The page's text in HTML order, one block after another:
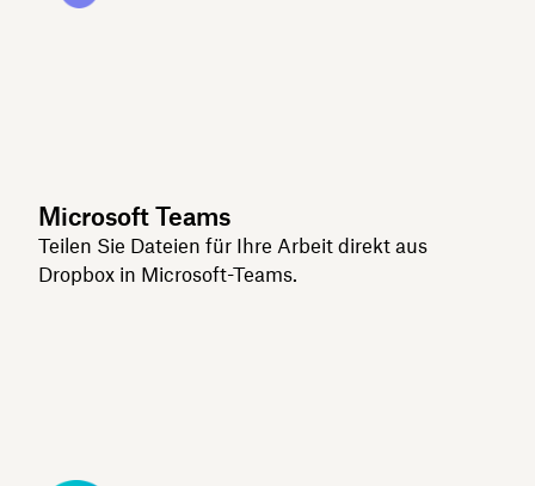
Microsoft Teams
Teilen Sie Dateien für Ihre Arbeit direkt aus
Dropbox in Microsoft-Teams.